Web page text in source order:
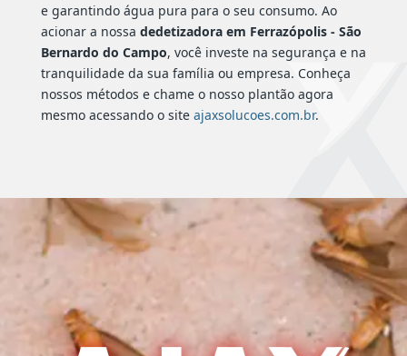
e garantindo água pura para o seu consumo. Ao
acionar a nossa dedetizadora em Ferrazópolis - São
Bernardo do Campo, você investe na segurança e na
tranquilidade da sua família ou empresa. Conheça
nossos métodos e chame o nosso plantão agora
mesmo acessando o site ajaxsolucoes.com.br.